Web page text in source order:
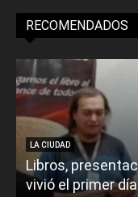
RECOMENDADOS
LA CIUDAD
Libros,
vivió el primer